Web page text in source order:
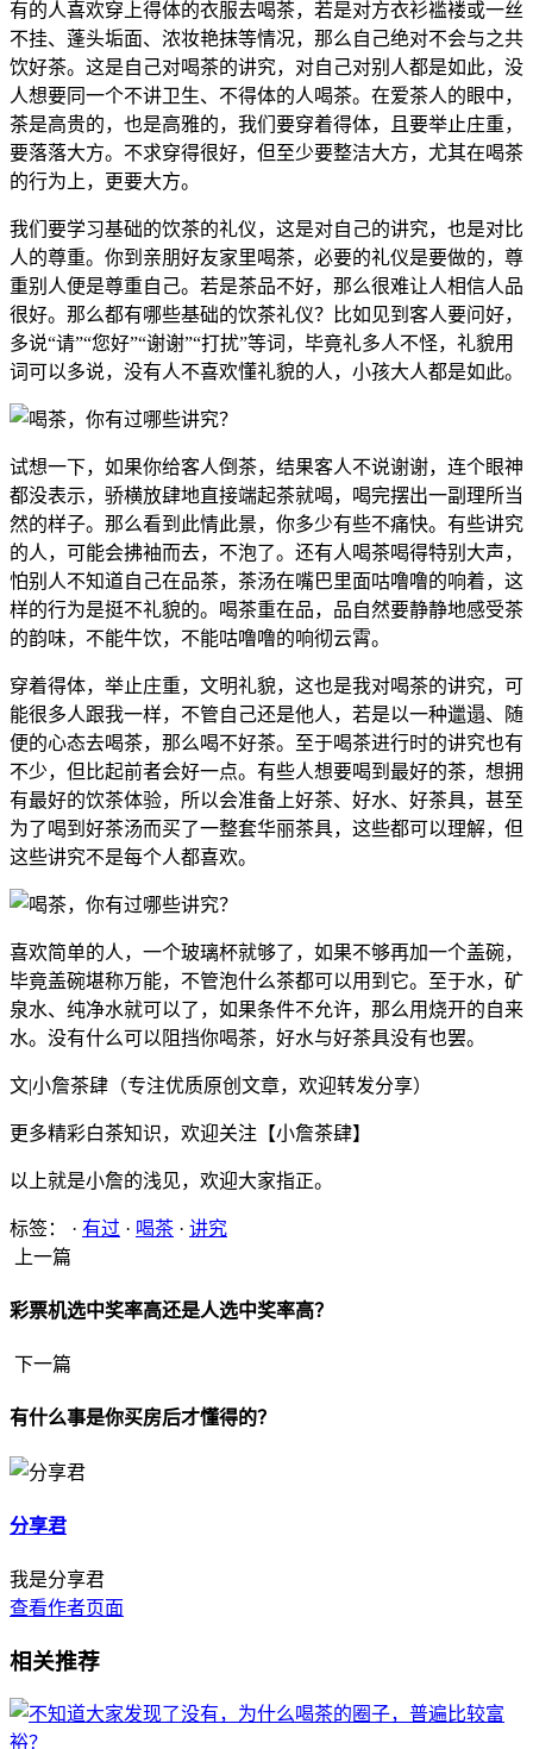
有的人喜欢穿上得体的衣服去喝茶，若是对方衣衫褴褛或一丝
不挂、蓬头垢面、浓妆艳抹等情况，那么自己绝对不会与之共
饮好茶。这是自己对喝茶的讲究，对自己对别人都是如此，没
人想要同一个不讲卫生、不得体的人喝茶。在爱茶人的眼中，
茶是高贵的，也是高雅的，我们要穿着得体，且要举止庄重，
要落落大方。不求穿得很好，但至少要整洁大方，尤其在喝茶
的行为上，更要大方。
我们要学习基础的饮茶的礼仪，这是对自己的讲究，也是对比
人的尊重。你到亲朋好友家里喝茶，必要的礼仪是要做的，尊
重别人便是尊重自己。若是茶品不好，那么很难让人相信人品
很好。那么都有哪些基础的饮茶礼仪？比如见到客人要问好，
多说“请”“您好”“谢谢”“打扰”等词，毕竟礼多人不怪，礼貌用
词可以多说，没有人不喜欢懂礼貌的人，小孩大人都是如此。
试想一下，如果你给客人倒茶，结果客人不说谢谢，连个眼神
都没表示，骄横放肆地直接端起茶就喝，喝完摆出一副理所当
然的样子。那么看到此情此景，你多少有些不痛快。有些讲究
的人，可能会拂袖而去，不泡了。还有人喝茶喝得特别大声，
怕别人不知道自己在品茶，茶汤在嘴巴里面咕噜噜的响着，这
样的行为是挺不礼貌的。喝茶重在品，品自然要静静地感受茶
的韵味，不能牛饮，不能咕噜噜的响彻云霄。
穿着得体，举止庄重，文明礼貌，这也是我对喝茶的讲究，可
能很多人跟我一样，不管自己还是他人，若是以一种邋遢、随
便的心态去喝茶，那么喝不好茶。至于喝茶进行时的讲究也有
不少，但比起前者会好一点。有些人想要喝到最好的茶，想拥
有最好的饮茶体验，所以会准备上好茶、好水、好茶具，甚至
为了喝到好茶汤而买了一整套华丽茶具，这些都可以理解，但
这些讲究不是每个人都喜欢。
喜欢简单的人，一个玻璃杯就够了，如果不够再加一个盖碗，
毕竟盖碗堪称万能，不管泡什么茶都可以用到它。至于水，矿
泉水、纯净水就可以了，如果条件不允许，那么用烧开的自来
水。没有什么可以阻挡你喝茶，好水与好茶具没有也罢。
文|小詹茶肆（专注优质原创文章，欢迎转发分享）
更多精彩白茶知识，欢迎关注【小詹茶肆】
以上就是小詹的浅见，欢迎大家指正。
标签： · 有过 · 喝茶 · 讲究
上一篇
彩票机选中奖率高还是人选中奖率高？
下一篇
有什么事是你买房后才懂得的？
分享君
我是分享君
查看作者页面
相关推荐